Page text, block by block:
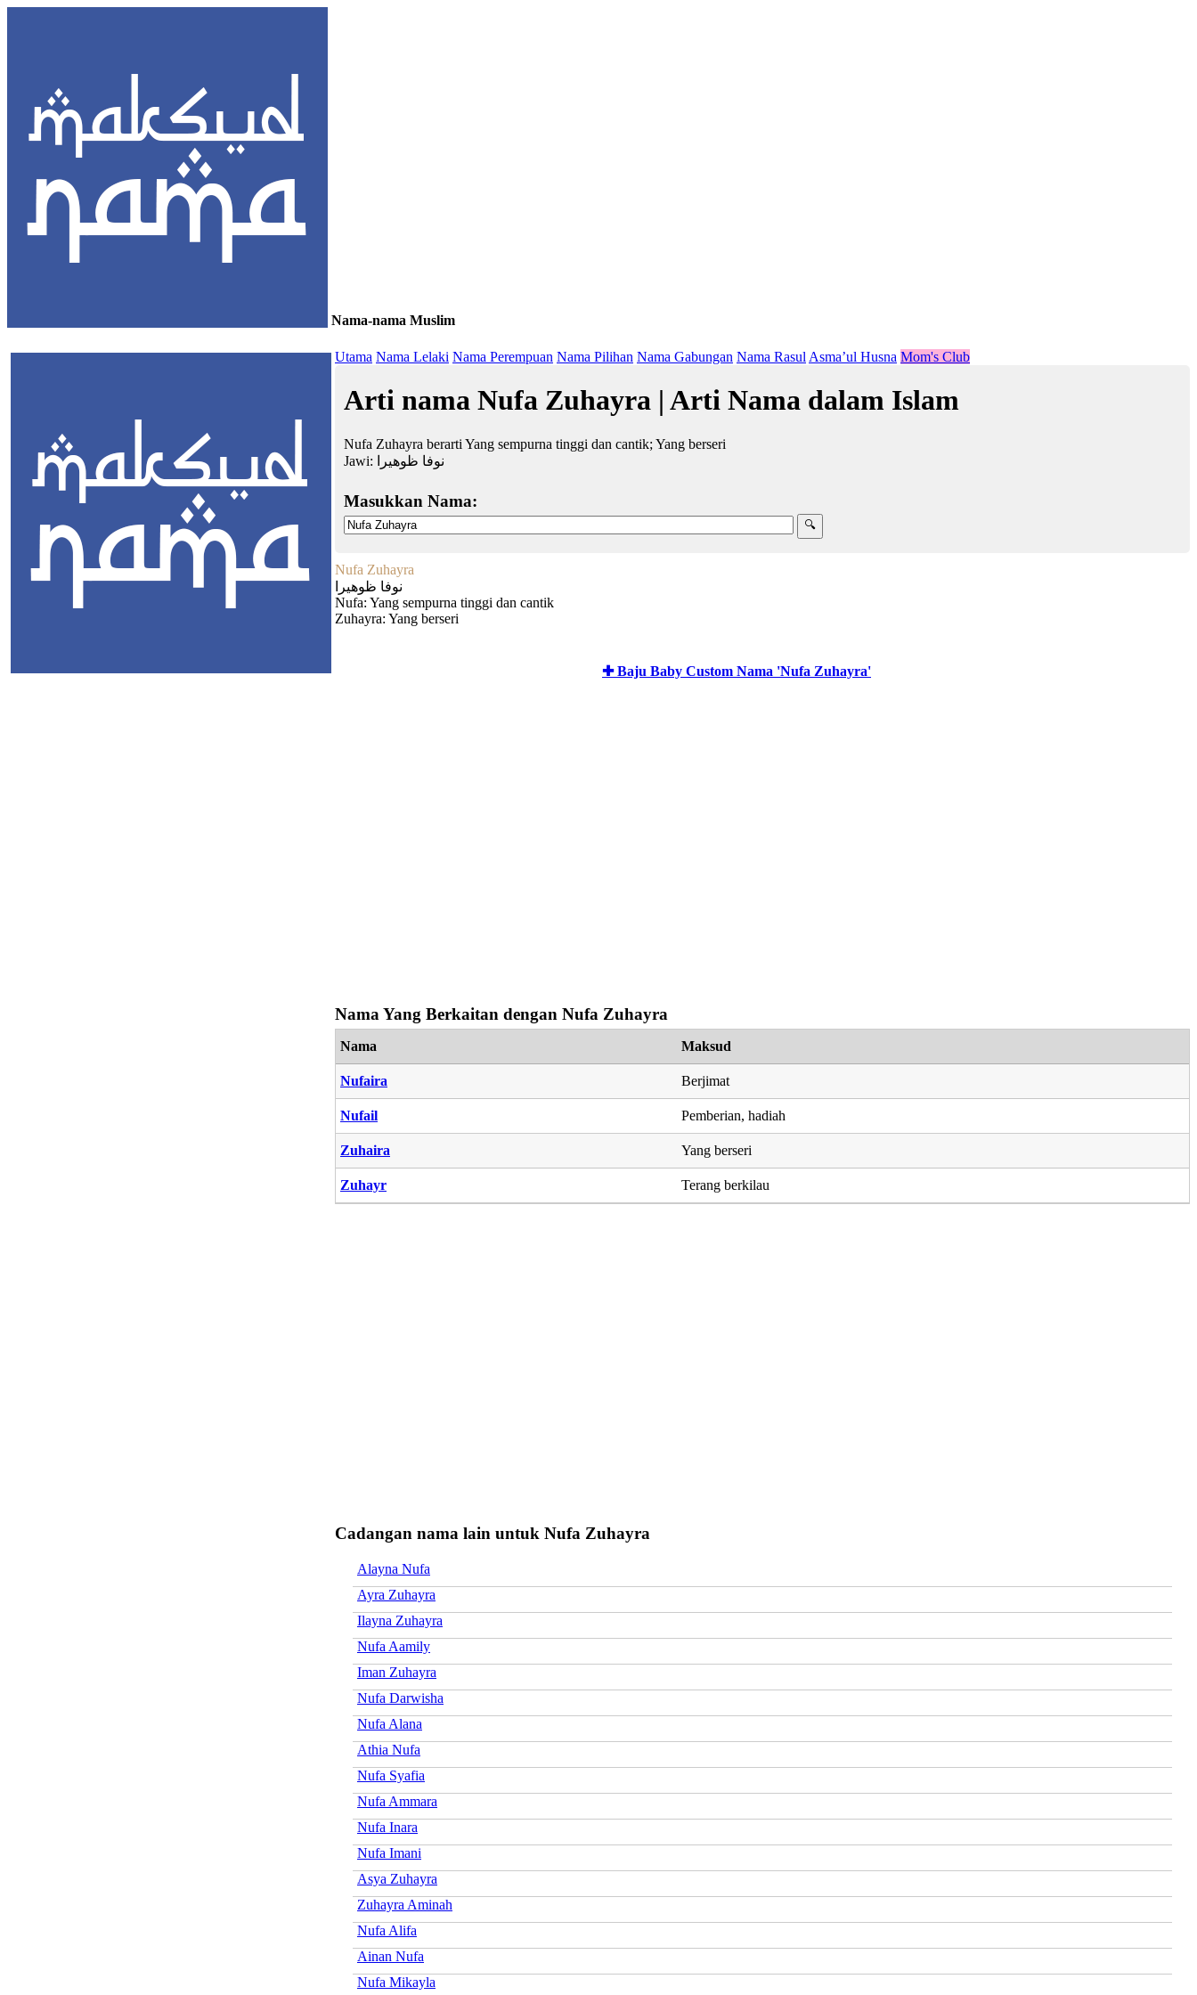
Nama-nama Muslim
Utama Nama Lelaki Nama Perempuan Nama Pilihan Nama Gabungan Nama Rasul Asma’ul Husna Mom's Club
Arti nama Nufa Zuhayra | Arti Nama dalam Islam
Nufa Zuhayra berarti Yang sempurna tinggi dan cantik; Yang berseri
Jawi:
نوفا ظوهيرا
Masukkan Nama:
Nufa Zuhayra
نوفا ظوهيرا
Nufa: Yang sempurna tinggi dan cantik
Zuhayra: Yang berseri
✚ Baju Baby Custom Nama 'Nufa Zuhayra'
Nama Yang Berkaitan dengan Nufa Zuhayra
Nama Maksud
Nufaira Berjimat
Nufail Pemberian, hadiah
Zuhaira Yang berseri
Zuhayr Terang berkilau
Cadangan nama lain untuk Nufa Zuhayra
Alayna Nufa
Ayra Zuhayra
Ilayna Zuhayra
Nufa Aamily
Iman Zuhayra
Nufa Darwisha
Nufa Alana
Athia Nufa
Nufa Syafia
Nufa Ammara
Nufa Inara
Nufa Imani
Asya Zuhayra
Zuhayra Aminah
Nufa Alifa
Ainan Nufa
Nufa Mikayla